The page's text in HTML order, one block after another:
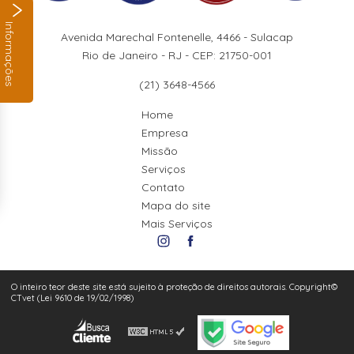
Avenida Marechal Fontenelle, 4466 - Sulacap
Rio de Janeiro - RJ - CEP: 21750-001
(21) 3648-4566
Home
Empresa
Missão
Serviços
Contato
Mapa do site
Mais Serviços
O inteiro teor deste site está sujeito à proteção de direitos autorais. Copyright©
CTvet (Lei 9610 de 19/02/1998)
Informações